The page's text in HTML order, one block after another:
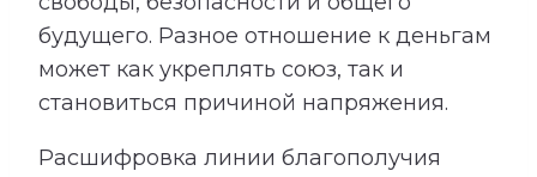
будущего. Разное отношение к деньгам
может как укреплять союз, так и
становиться причиной напряжения.
Расшифровка линии благополучия